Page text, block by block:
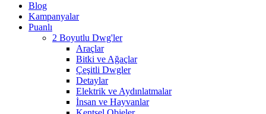
Blog
Kampanyalar
Puanlı
2 Boyutlu Dwg'ler
Araçlar
Bitki ve Ağaçlar
Çeşitli Dwgler
Detaylar
Elektrik ve Aydınlatmalar
İnsan ve Hayvanlar